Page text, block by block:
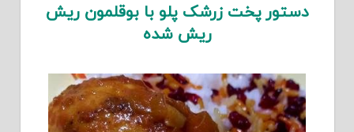
دستور پخت زرشک پلو با بوقلمون ریش
ریش شده